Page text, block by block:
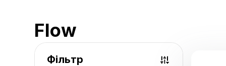
Flow
Фільтр